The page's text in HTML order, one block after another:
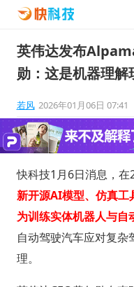
英伟达发布
勋：这是机器理
若风 2026年01月06日 07:41
快科技1月6日消息，在
新开源AI模型、仿真
为训练实体机器人与自
自动驾驶汽车应对复
理。